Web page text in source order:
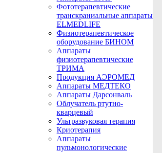
Фототерапевтические
транскраниальные аппараты
ELMEDLIFE
Физиотерапевтическое
оборудование БИНОМ
Аппараты
физиотерапевтические
ТРИМА
Продукция АЭРОМЕД
Аппараты МЕДТЕКО
Аппараты Дарсонваль
Облучатель ртутно-
кварцевый
Ультразвуковая терапия
Криотерапия
Аппараты
пульмонологические